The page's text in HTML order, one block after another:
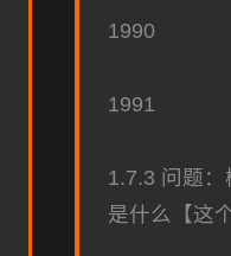
1990
1991
1.7.3 问题：
是什么【这